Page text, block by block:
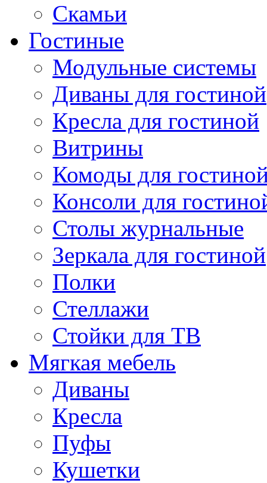
Скамьи
Гостиные
Модульные системы
Диваны для гостиной
Кресла для гостиной
Витрины
Комоды для
Консоли для
Столы журнальные
Зеркала для гостиной
Полки
Стеллажи
Стойки для ТВ
Мягкая мебель
Диваны
Кресла
Пуфы
Кушетки